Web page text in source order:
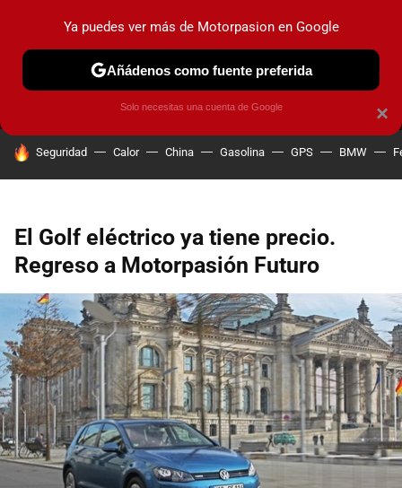
MENÚ NUEVO
COCHES ELÉCTRICOS OBSERVATORIO
HOY SE HABLA DE
Seguridad Calor China Gasolina GPS BMW
El Golf eléctrico ya tiene precio.
Regreso a Motorpasión Futuro
×
Ya puedes ver más de Motorpasion en Google
Añádenos como fuente preferida
Solo necesitas una cuenta de Google